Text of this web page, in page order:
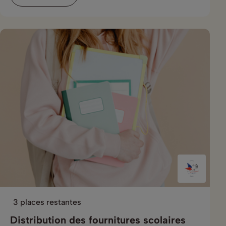
3 places restantes
Distribution des fournitures scolaires